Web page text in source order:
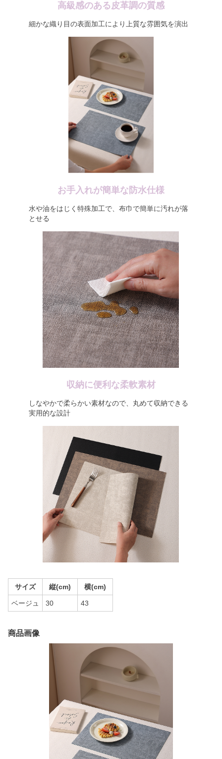
高級感のある皮革調の質感
細かな織り目の表面加工により上質な雰囲気を演出
お手入れが簡単な防水仕様
水や油をはじく特殊加工で、布巾で簡単に汚れが落
とせる
収納に便利な柔軟素材
しなやかで柔らかい素材なので、丸めて収納できる
実用的な設計
サイズ 縦(cm) 横(cm)
ベージュ 30 43
商品画像